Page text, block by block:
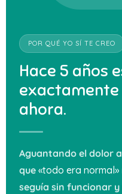
POR QUÉ YO SÍ TE CREO
Hace 5 años
ahora.
Aguantando el dolor
que«todo era normal»
seguía sin funcionar